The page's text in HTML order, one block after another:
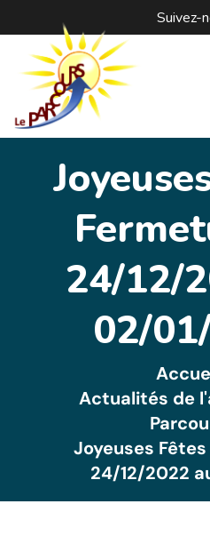
Suivez-
24/12/
02/
Actualités de
Joyeuses
24/12/2022